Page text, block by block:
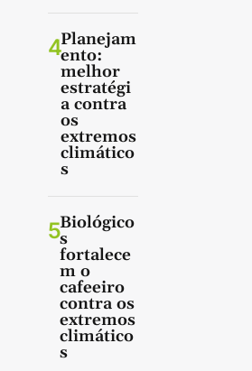
4Planejam
ento:
melhor
estratégi
a contra
os
extremos
climático
s
5Biológico
s
fortalece
m o
cafeeiro
contra os
extremos
climático
s